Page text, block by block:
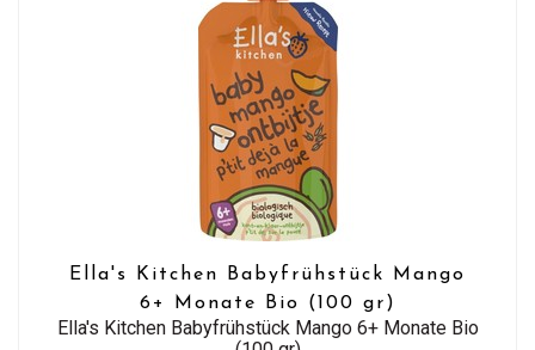
Ella's Kitchen Babyfrühstück Mango
6+ Monate Bio (100 gr)
Ella's Kitchen Babyfrühstück Mango 6+ Monate Bio